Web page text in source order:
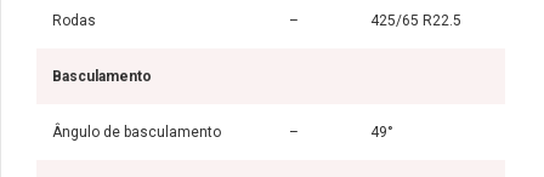
Rodas – 425/65 R22.5
Basculamento
Ângulo de basculamento – 49°